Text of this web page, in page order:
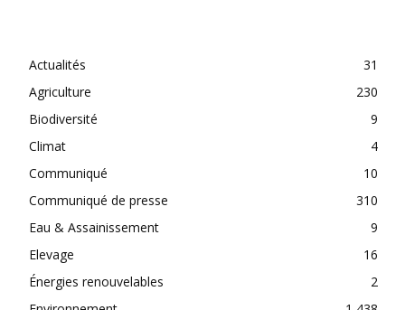
Actualités
31
Agriculture
230
Biodiversité
9
Climat
4
Communiqué
10
Communiqué de presse
310
Eau & Assainissement
9
Elevage
16
Énergies renouvelables
2